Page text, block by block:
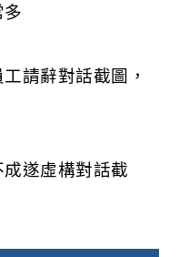
請辭對話截圖，
遂虛構對話截